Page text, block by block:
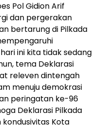
Pol Gidion Arif
dan pergerakan
bertarung di Pilkada
ini kita tidak sedang
tema Deklarasi
releven dintengah
menuju demokrasi
peringatan ke-96
Deklarasi Pilkada
Kota